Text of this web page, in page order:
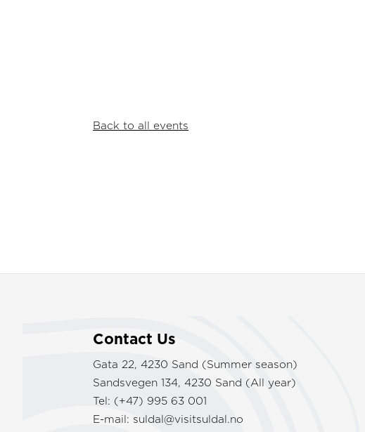
Back to all events
Contact Us
Gata 22, 4230 Sand (Summer season)
Sandsvegen 134, 4230 Sand (All year)
Tel: (+47) 995 63 001
E-mail: suldal@visitsuldal.no